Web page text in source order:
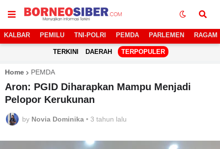
KALBAR PEMILU TNI-POLRI PEMDA PARLEMEN RAGAM
TERKINI DAERAH TERPOPULER
Home PEMDA
Aron: PGID Diharapkan Mampu Menjadi
Pelopor Kerukunan
by Novia Dominika • 3 tahun lalu